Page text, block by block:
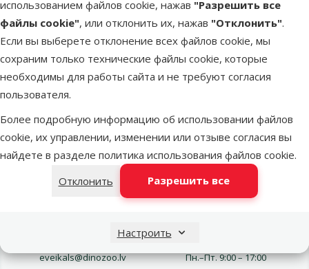
использованием файлов cookie, нажав "Разрешить все
файлы cookie", или отклонить их, нажав "Отклонить".
Если вы выберете отклонение всех файлов cookie, мы
сохраним только технические файлы cookie, которые
необходимы для работы сайта и не требуют согласия
пользователя.
Более подробную информацию об использовании файлов
cookie, их управлении, изменении или отзыве согласия вы
найдете в разделе политика использования файлов cookie.
Отклонить
Разрешить все
Настроить
LATVIJAS PASTS почтовое
отделение
во вторник
Добавить в корзину
eveikals@dinozoo.lv Пн.–Пт. 9:00 – 17:00